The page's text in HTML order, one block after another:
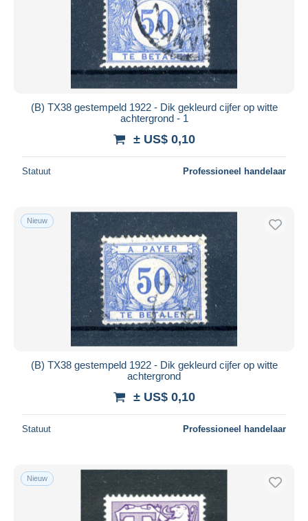
(B) TX38 gestempeld 1922 - Dik gekleurd cijfer op witte
achtergrond - 1
± US$ 0,10
Statuut Professioneel handelaar
Nieuw
(B) TX38 gestempeld 1922 - Dik gekleurd cijfer op witte
achtergrond
± US$ 0,10
Statuut Professioneel handelaar
Nieuw